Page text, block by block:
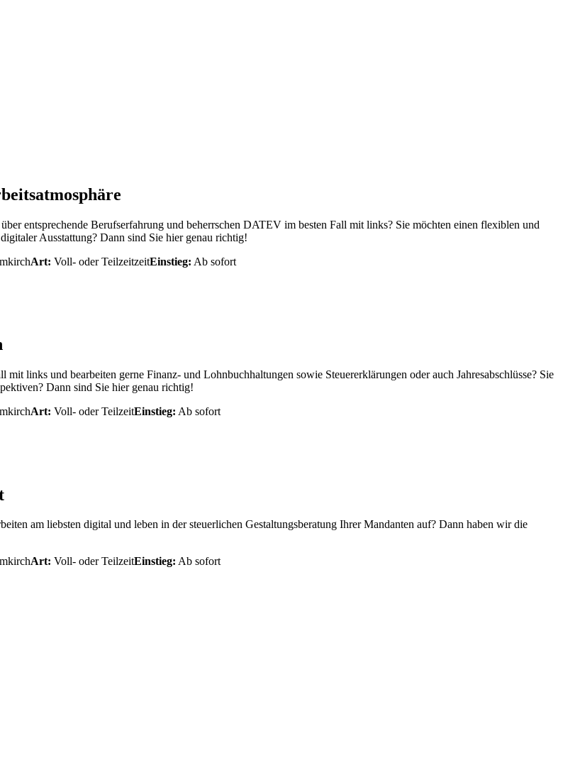
entsprechende Berufserfahrung und beherrschen DATEV im besten Fall mit links? Sie möchten einen flexiblen und
Ausstattung? Dann sind Sie hier genau richtig!
Art: Voll- oder TeilzeitzeitEinstieg: Ab sofort
links und bearbeiten gerne Finanz- und Lohnbuchhaltungen sowie Steuererklärungen oder auch Jahresabschlüsse? Sie
Dann sind Sie hier genau richtig!
Art: Voll- oder TeilzeitEinstieg: Ab sofort
am liebsten digital und leben in der steuerlichen Gestaltungsberatung Ihrer Mandanten auf? Dann haben wir die
Art: Voll- oder TeilzeitEinstieg: Ab sofort